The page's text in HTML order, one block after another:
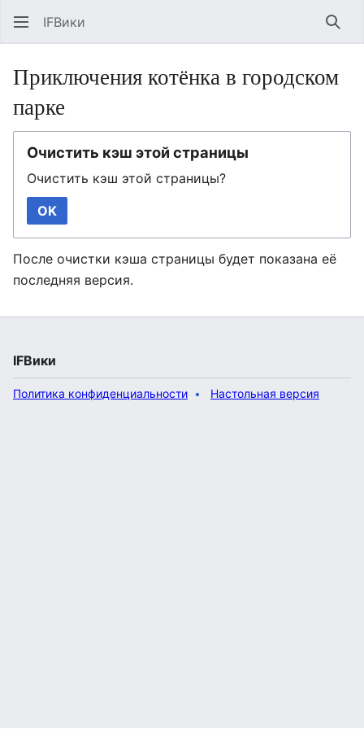
IFВики
Приключения котёнка в городском
парке
Очистить кэш этой страницы
Очистить кэш этой страницы?
OK
После очистки кэша страницы будет показана её
последняя версия.
IFВики
Политика конфиденциальности Настольная версия